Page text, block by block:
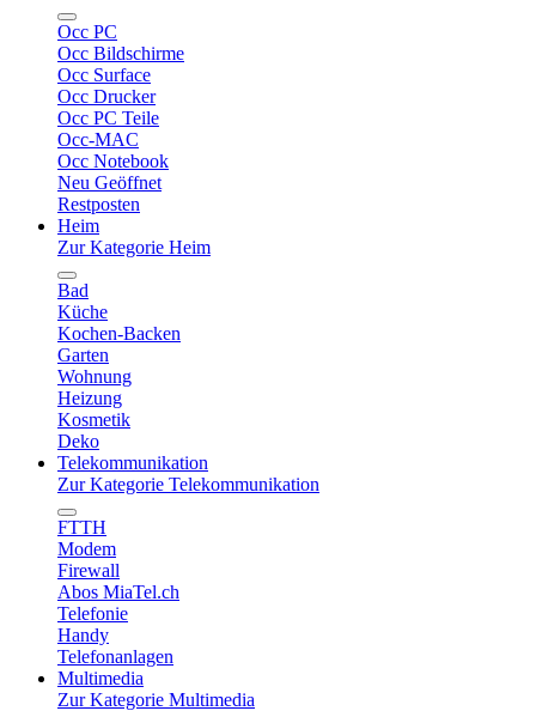
Occ PC
Occ Bildschirme
Occ Surface
Occ Drucker
Occ PC Teile
Occ-MAC
Occ Notebook
Neu Geöffnet
Restposten
Heim
Zur Kategorie Heim
Bad
Küche
Kochen-Backen
Garten
Wohnung
Heizung
Kosmetik
Deko
Telekommunikation
Zur Kategorie Telekommunikation
FTTH
Modem
Firewall
Abos MiaTel.ch
Telefonie
Handy
Telefonanlagen
Multimedia
Zur Kategorie Multimedia